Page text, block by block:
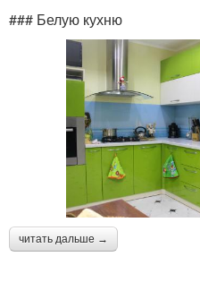
### Белую кухню
читать дальше →